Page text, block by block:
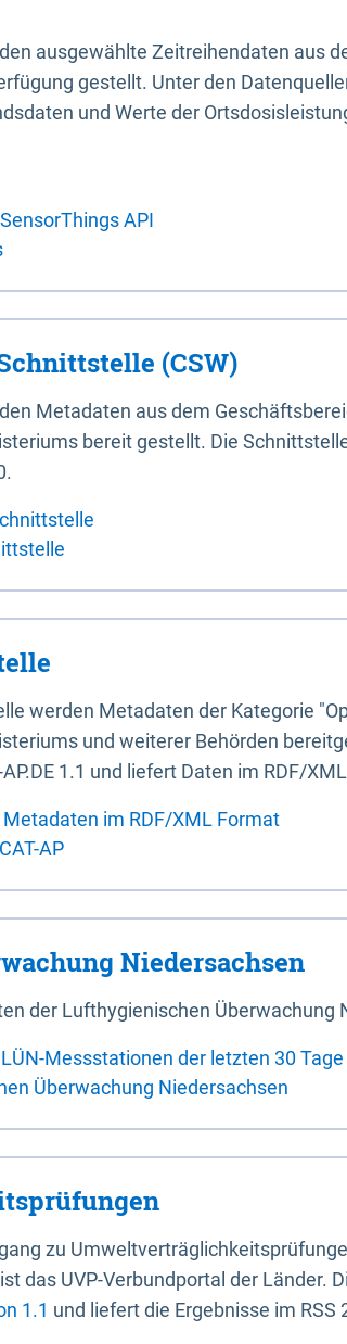
ausgewählte Zeitreihendaten aus
gestellt. Unter den
und Werte der
API
(CSW)
Metadaten aus dem
bereit gestellt. Die
werden Metadaten der Kategorie
und weiterer Behörden
1.1 und liefert Daten im RDF/
Metadaten im RDF/XML Format
AP
Niedersachsen
der Lufthygienischen Überwachung
Messstationen der letzten 30 Tage
Überwachung Niedersachsen
zu
das UVP-Verbundportal der Länder.
1.1 und liefert die Ergebnisse im